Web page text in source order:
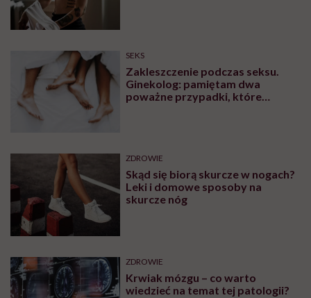
SEKS
Zakleszczenie podczas seksu.
Ginekolog: pamiętam dwa
poważne przypadki, które
ZDROWIE
Skąd się biorą skurcze w nogach?
Leki i domowe sposoby na
skurcze nóg
ZDROWIE
Krwiak mózgu – co warto
wiedzieć na temat tej patologii?